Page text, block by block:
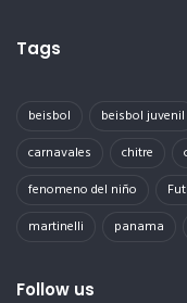
Tags
beisbol beisbol juvenil
carnavales
chitre
fenomeno del niño
martinelli
panama
Follow us